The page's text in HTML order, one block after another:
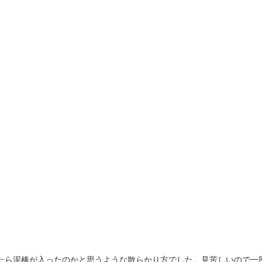
ら泥棒が入ったのかと思うような散らかり方でした。見苦しいので一